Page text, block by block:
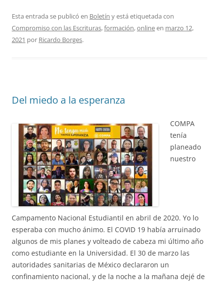
Esta entrada se publicó en Boletín y está etiquetada con
Compromiso con las Escrituras,formación,onlineen marzo 12,
2021 por Ricardo Borges.
Del miedo a la esperanza
COMPA
tenía
planeado
nuestro
Campamento Nacional Estudiantil en abril de 2020. Yo lo
esperaba con mucho ánimo. El COVID 19 había arruinado
algunos de mis planes y volteado de cabeza mi último año
como estudiante en la Universidad. El 30 de marzo las
autoridades sanitarias de México declararon un
confinamiento nacional, y de la noche a la mañana dejé de